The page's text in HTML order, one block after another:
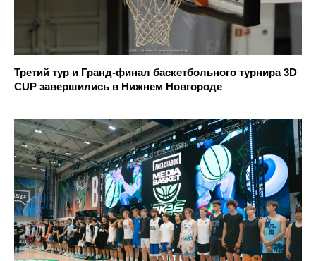
Третий тур и Гранд‑финал баскетбольного турнира 3D
CUP завершились в Нижнем Новгороде